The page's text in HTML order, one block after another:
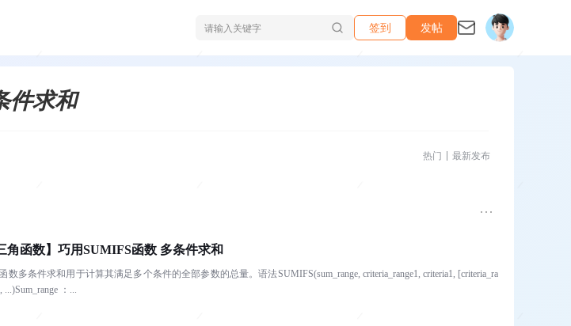
签到 发帖
件求和
热门 最新发布
角函数】巧用SUMIFS函数 多条件求和
数多条件求和用于计算其满足多个条件的全部参数的总量。语法SUMIFS(sum_range, criteria_range1, criteria1, [criteria_ra
...)Sum_range ：...